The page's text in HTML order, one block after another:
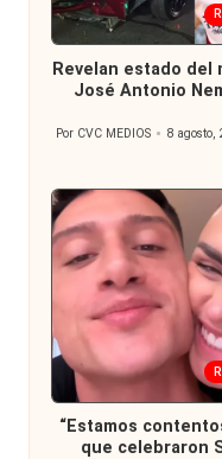
Publicada
en
Revelan estado
José Antonio
Publicado
Por CVC MEDIOS 8 agosto,
Publicada
en
“Estamos
que celebraron